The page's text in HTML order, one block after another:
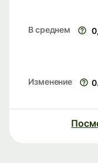
В среднем
Изменение